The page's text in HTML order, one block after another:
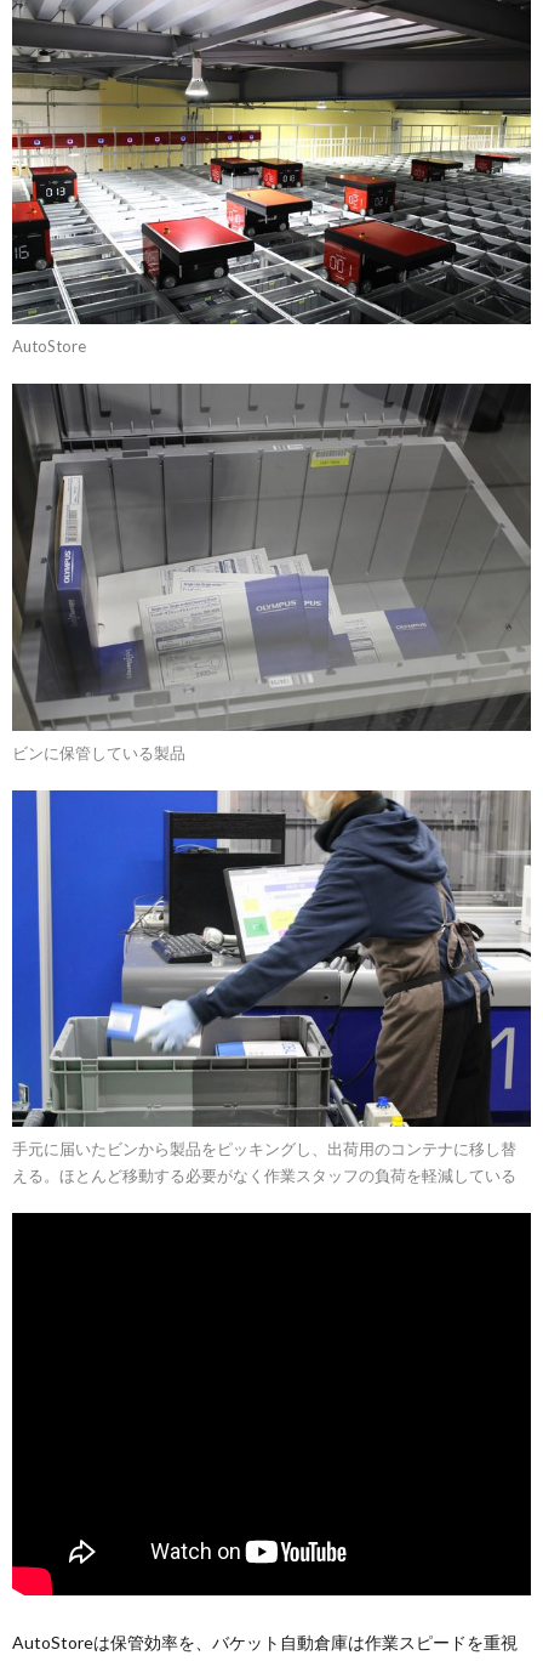
AutoStore
ビンに保管している製品
手元に届いたビンから製品をピッキングし、出荷用のコンテナに移し替
える。ほとんど移動する必要がなく作業スタッフの負荷を軽減している
AutoStoreは保管効率を、バケット自動倉庫は作業スピードを重視